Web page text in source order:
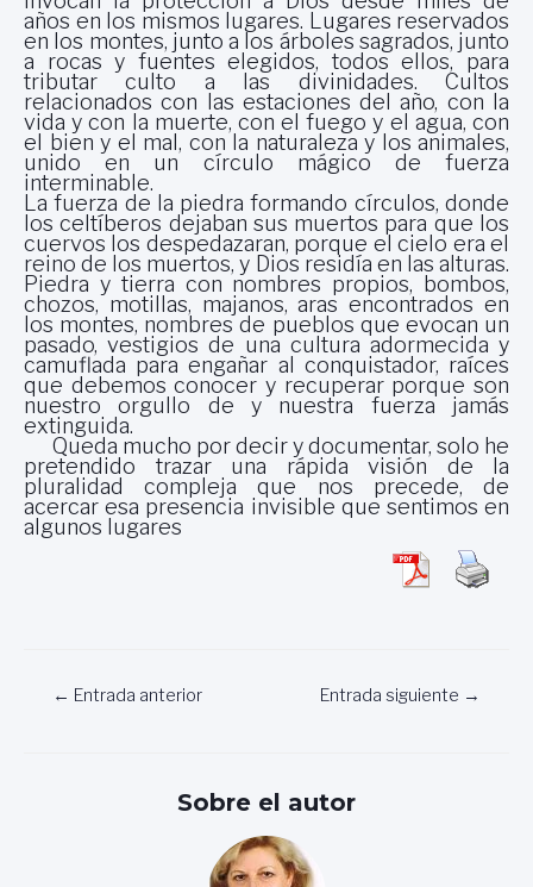
años en los mismos lugares. Lugares reservados
en los montes, junto a los árboles sagrados, junto
a rocas y fuentes elegidos, todos ellos, para
tributar culto a las divinidades. Cultos
relacionados con las estaciones del año, con la
vida y con la muerte, con el fuego y el agua, con
el bien y el mal, con la naturaleza y los animales,
unido en un círculo mágico de fuerza
interminable.
La fuerza de la piedra formando círculos, donde
los celtíberos dejaban sus muertos para que los
cuervos los despedazaran, porque el cielo era el
reino de los muertos, y Dios residía en las alturas.
Piedra y tierra con nombres propios, bombos,
chozos, motillas, majanos, aras encontrados en
los montes, nombres de pueblos que evocan un
pasado, vestigios de una cultura adormecida y
camuflada para engañar al conquistador, raíces
que debemos conocer y recuperar porque son
nuestro orgullo de y nuestra fuerza jamás
extinguida.
Queda mucho por decir y documentar, solo he
pretendido trazar una rápida visión de la
pluralidad compleja que nos precede, de
acercar esa presencia invisible que sentimos en
algunos lugares
Navegación
← Entrada anterior Entrada siguiente →
Sobre el autor